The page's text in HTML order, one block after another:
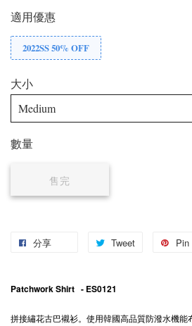
適用優惠
2022SS 50% OFF
大小
數量
售完
分享 Tweet Pin
Patchwork Shirt - ES0121
拼接繡花古巴襯衫。使用韓國高品質防潑水機